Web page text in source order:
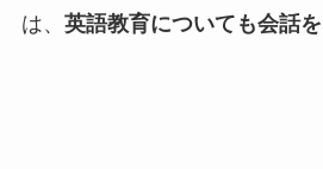
は、 英語教育についても会話を